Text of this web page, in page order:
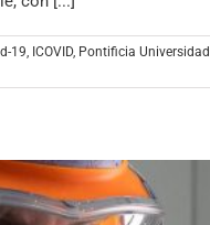
19, ICOVID, Pontificia